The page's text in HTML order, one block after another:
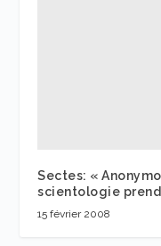
Sectes: «
scientologie prend
15 février 2008